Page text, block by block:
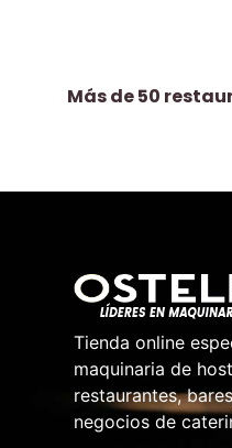
Más de 50
Tienda online
maquinaria de
restaurantes,
negocios de